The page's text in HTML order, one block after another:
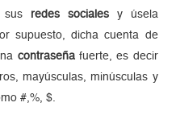
sus redes sociales y úsela
supuesto, dicha cuenta de
contraseñafuerte, es decir
mayúsculas, minúsculas y
#,%, $.